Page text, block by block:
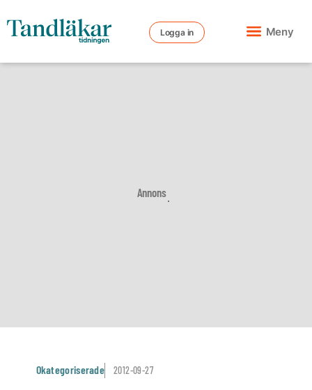
Logga in Meny
Annons
Okategoriserade 2012-09-27